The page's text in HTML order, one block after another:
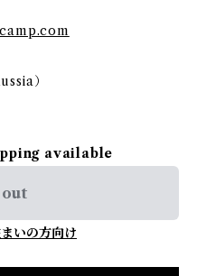
）
available
いの方向け